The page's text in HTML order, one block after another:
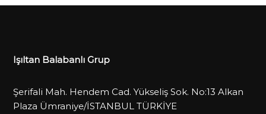
Işıltan Balabanlı Grup
Şerifali Mah. Hendem Cad. Yükseliş Sok. No:13 Alkan
Plaza Ümraniye/İSTANBUL TÜRKİYE